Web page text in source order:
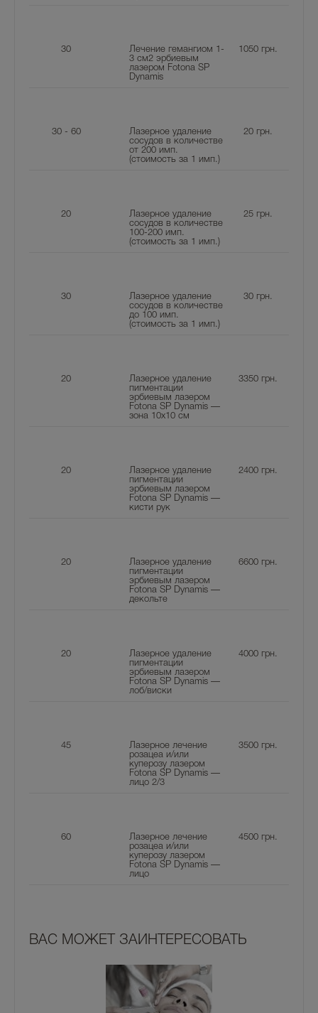
30
Лечение гемангиом 1-
3 см2 эрбиевым
лазером Fotona SP
Dynamis
1050 грн.
30 - 60
Лазерное удаление
сосудов в количестве
от 200 имп.
(стоимость за 1 имп.)
20 грн.
20
Лазерное удаление
сосудов в количестве
100-200 имп.
(стоимость за 1 имп.)
25 грн.
30
Лазерное удаление
сосудов в количестве
до 100 имп.
(стоимость за 1 имп.)
30 грн.
20
Лазерное удаление
пигментации
эрбиевым лазером
Fotona SP Dynamis —
зона 10х10 см
3350 грн.
20
Лазерное удаление
пигментации
эрбиевым лазером
Fotona SP Dynamis —
кисти рук
2400 грн.
20
Лазерное удаление
пигментации
эрбиевым лазером
Fotona SP Dynamis —
декольте
6600 грн.
20
Лазерное удаление
пигментации
эрбиевым лазером
Fotona SP Dynamis —
лоб/виски
4000 грн.
45
Лазерное лечение
розацеа и/или
куперозу лазером
Fotona SP Dynamis —
лицо 2/3
3500 грн.
60
Лазерное лечение
розацеа и/или
куперозу лазером
Fotona SP Dynamis —
лицо
4500 грн.
ВАС МОЖЕТ ЗАИНТЕРЕСОВАТЬ